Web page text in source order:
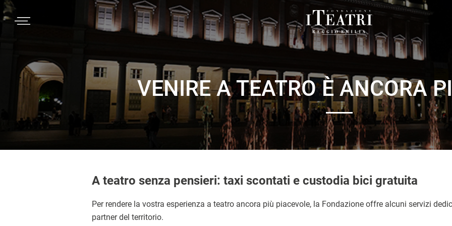
Passa
alla
Passa
al
Passa
al
Fondazione
Reggio
Emilia
VENIRE A TEATRO È ANCORA
A teatro senza pensieri: taxi scontati e custodia bici gratuita
Per rendere la vostra esperienza a teatro ancora più piacevole, la Fondazione offre alcuni servizi
partner del territorio.